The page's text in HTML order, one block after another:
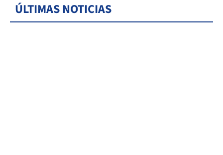
ÚLTIMAS NOTICIAS